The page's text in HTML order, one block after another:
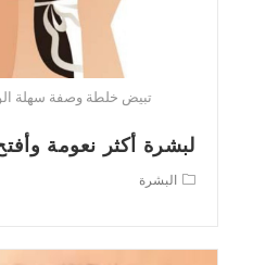
تبيض خلطة وصفة سهلة
لبشرة أكثر نعومة
Postالبشرة